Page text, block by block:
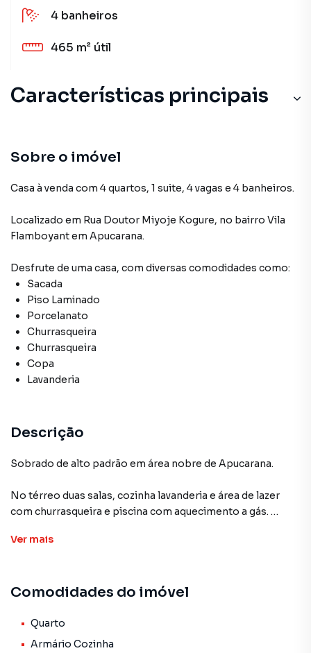
4 banheiros
465 m² útil
Características principais
Sobre o imóvel
Casa à venda com 4 quartos, 1 suite, 4 vagas e 4 banheiros.
Localizado em Rua Doutor Miyoje Kogure, no bairro Vila
Flamboyantem Apucarana.
Desfrute de uma casa, com diversas comodidades como:
Sacada
Piso Laminado
Porcelanato
Churrasqueira
Churrasqueira
Copa
Lavanderia
Descrição
Sobrado de alto padrão em área nobre de Apucarana.
No térreo duas salas, cozinha lavanderia e área de lazer
com churrasqueira e piscina com aquecimento a gás.
No pavimento superior temos uma suíte master com
Todos os ambientes com sanca e rebaixo em gesso, pé
TV, sala de jantar. Cozinha ampla com: armários, dispensa,
área de serviço com banheiro social.
Ver mais
Comodidades do imóvel
Quarto
Armário Cozinha